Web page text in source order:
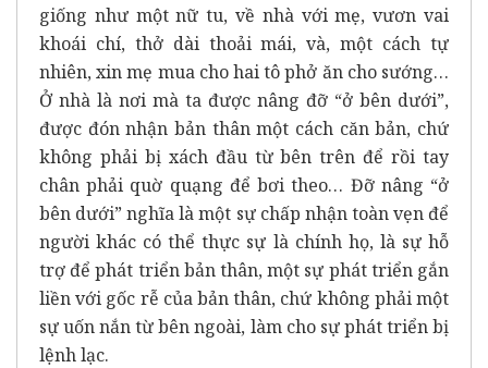
giống như một nữ tu, về nhà với mẹ, vươn vai
khoái chí, thở dài thoải mái, và, một cách tự
nhiên, xin mẹ mua cho hai tô phở ăn cho sướng…
Ở nhà là nơi mà ta được nâng đỡ “ở bên dưới”,
được đón nhận bản thân một cách căn bản, chứ
không phải bị xách đầu từ bên trên để rồi tay
chân phải quờ quạng để bơi theo… Đỡ nâng “ở
bên dưới” nghĩa là một sự chấp nhận toàn vẹn để
người khác có thể thực sự là chính họ, là sự hỗ
trợ để phát triển bản thân, một sự phát triển gắn
liền với gốc rễ của bản thân, chứ không phải một
sự uốn nắn từ bên ngoài, làm cho sự phát triển bị
lệnh lạc.